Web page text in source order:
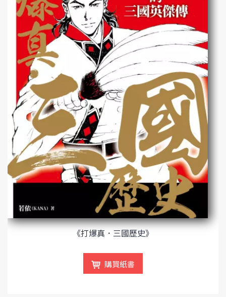
《打爆真．三國歷史》
購買紙書